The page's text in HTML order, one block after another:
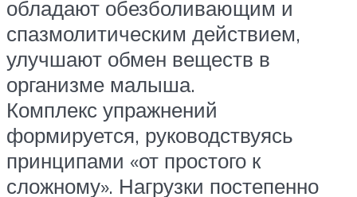
обладают обезболивающим и
спазмолитическим действием,
улучшают обмен веществ в
организме малыша.
Комплекс упражнений
формируется, руководствуясь
принципами «от простого к
сложному». Нагрузки постепенно